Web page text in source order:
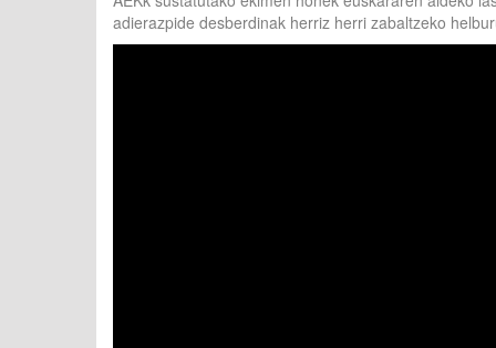
adierazpide desberdinak herriz herri zabaltzeko